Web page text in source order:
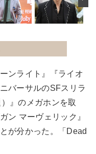
ンライト』『ライオ
バーサルのSFスリラ
』のメガホンを取
ン マーヴェリック』
が分かった。「Dead